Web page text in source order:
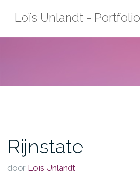
Loïs Unlandt - Portfolio
Rijnstate
door Loïs Unlandt